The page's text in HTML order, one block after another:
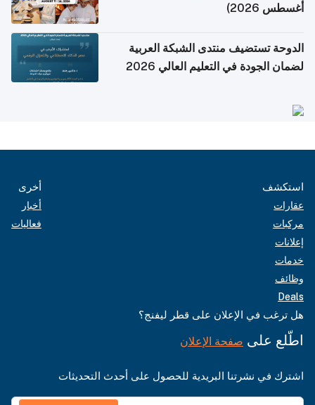
أغسطس 2026)
الدوحة تستضيف منتدى الشبكة العربية
لضمان الجودة في التعليم العالي 2026
استكشف
عقارات
مركبات
إعلانات
خدمات
وظائف
Deals
أخرى
أخبار
فعاليات
هل ترغب في الإعلان على قطر ليفنج؟
اطّلع على صفحة الإعلان
اشترك في نشرتنا البريدية للحصول على أحدث التحديثات